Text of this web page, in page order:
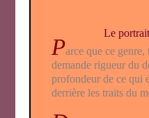
Le
Parce que ce
demande rigueur du
profondeur de ce qui
derrière les traits du